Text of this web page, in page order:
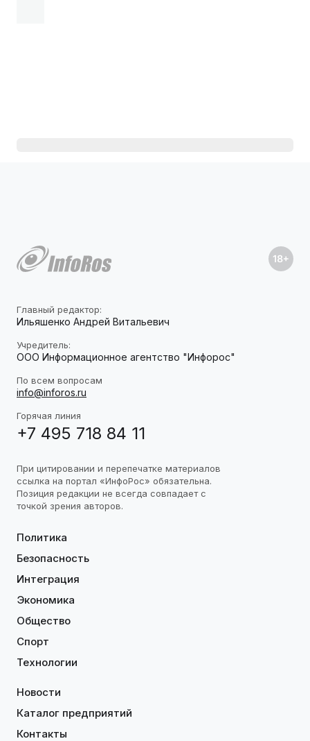
Главный редактор:
Ильяшенко Андрей Витальевич
Учредитель:
ООО Информационное агентство "Инфорос"
По всем вопросам
info@inforos.ru
Горячая линия
+7 495 718 84 11
При цитировании и перепечатке материалов
ссылка на портал «ИнфоРос» обязательна.
Позиция редакции не всегда совпадает с
точкой зрения авторов.
Политика
Безопасность
Интеграция
Экономика
Общество
Спорт
Технологии
Новости
Каталог предприятий
Контакты